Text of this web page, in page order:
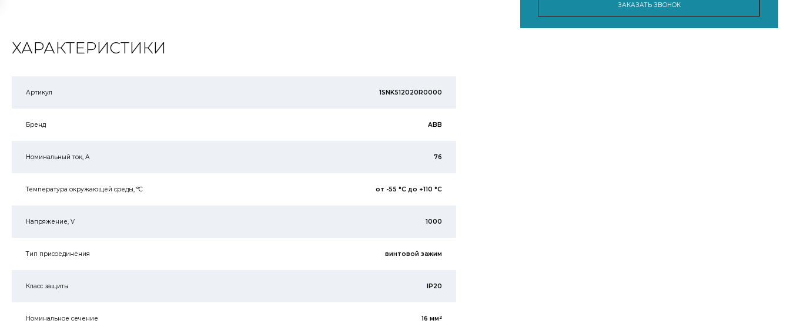
ЗАКАЗАТЬ ЗВОНОК
ХАРАКТЕРИСТИКИ
Артикул 1SNK512020R0000
Бренд ABB
Номинальный ток, А 76
Температура окружающей среды, °C от -55 °C до +110 °C
Напряжение, V 1000
Тип присоединения винтовой зажим
Класс защиты IP20
Номинальное сечение 16 мм²